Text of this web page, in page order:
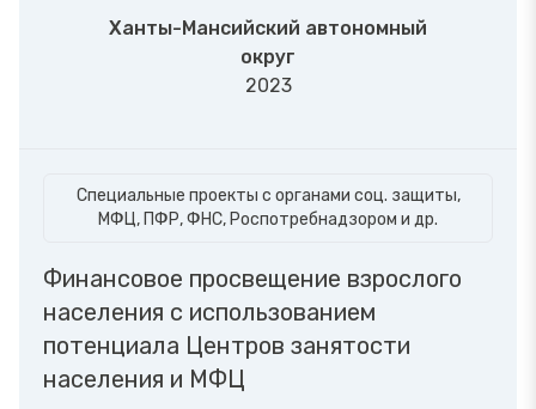
Ханты-Мансийский автономный
округ
2023
Специальные проекты с органами соц. защиты,
МФЦ, ПФР, ФНС, Роспотребнадзором и др.
Финансовое просвещение взрослого
населения с использованием
потенциала Центров занятости
населения и МФЦ